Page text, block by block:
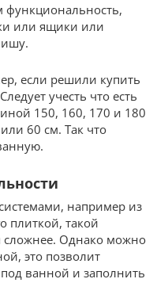
функциональность,
или ящики или
если решили купить
учесть что есть
150, 160, 170 и 180
60 см. Так что
например из
плиткой, такой
сложнее. Однако можно
это позволит
ванной и заполнить